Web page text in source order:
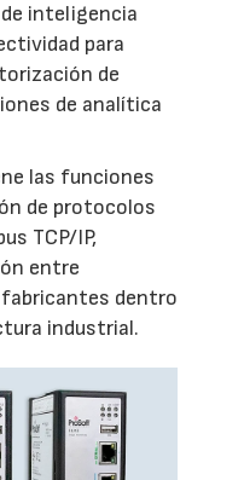
inteligencia
para
de
de analítica
las funciones
de protocolos
TCP/IP,
entre
dentro
industrial.